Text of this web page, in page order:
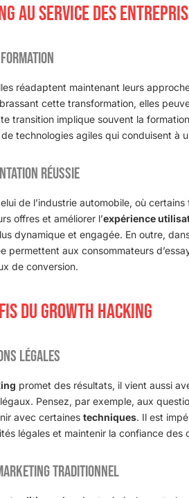
AU SERVICE DES
réadaptent maintenant leurs
cette transformation, elles
transition implique souvent la
technologies agiles qui conduisent à
Réussie
de l’industrie automobile, où
offres et améliorer l’expérience
dynamique et engagée. En outre,
permettent aux consommateurs
de conversion.
DU GROWTH HACKING
Légales
promet des résultats, il vient aussi
Pensez, par exemple, aux
avec certaines techniques. Il est
légales et maintenir la confiance des
Traditionnel